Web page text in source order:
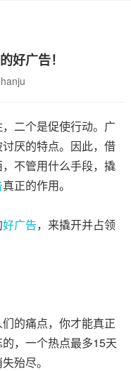
好广告！
二个是促使行动。广
厌的特点。因此，借
不管用什么手段，撬
真正的作用。
好广告，来撬开并占领
的痛点，你才能真正
，一个热点最多15天
殆尽。